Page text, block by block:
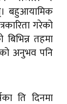
बहुआयामिक
गरेको
तहमा
अनुभव पनि
ति दिनमा